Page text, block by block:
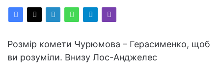
Розмір комети Чурюмова – Герасименко, щоб
ви розуміли. Внизу Лос-Анджелес